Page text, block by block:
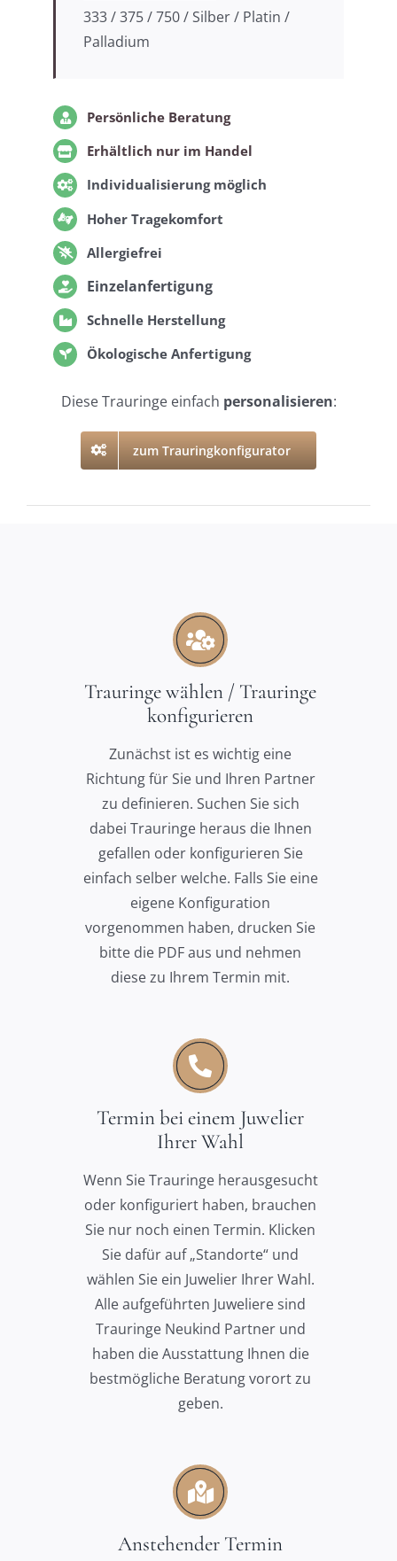
333 / 375 / 750 / Silber / Platin /
Palladium
Persönliche Beratung
Erhältlich nur im Handel
Individualisierung möglich
Hoher Tragekomfort
Allergiefrei
Einzelanfertigung
Schnelle Herstellung
Ökologische Anfertigung
Diese Trauringe einfach personalisieren:
zum Trauringkonfigurator
Trauringe wählen / Trauringe
konfigurieren
Zunächst ist es wichtig eine
Richtung für Sie und Ihren Partner
zu definieren. Suchen Sie sich
dabei Trauringe heraus die Ihnen
gefallen oder konfigurieren Sie
einfach selber welche. Falls Sie eine
eigene Konfiguration
vorgenommen haben, drucken Sie
bitte die PDF aus und nehmen
diese zu Ihrem Termin mit.
Termin bei einem Juwelier
Ihrer Wahl
Wenn Sie Trauringe herausgesucht
oder konfiguriert haben, brauchen
Sie nur noch einen Termin. Klicken
Sie dafür auf „Standorte“ und
wählen Sie ein Juwelier Ihrer Wahl.
Alle aufgeführten Juweliere sind
Trauringe Neukind Partner und
haben die Ausstattung Ihnen die
bestmögliche Beratung vorort zu
geben.
Anstehender Termin